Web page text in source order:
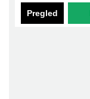
Pregled